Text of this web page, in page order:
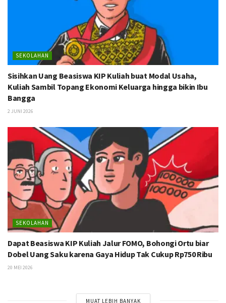
SEKOLAHAN
Sisihkan Uang Beasiswa KIP Kuliah buat Modal Usaha,
Kuliah Sambil Topang Ekonomi Keluarga hingga bikin Ibu
Bangga
2 JUNI 2026
SEKOLAHAN
Dapat Beasiswa KIP Kuliah Jalur FOMO, Bohongi Ortu biar
Dobel Uang Saku karena Gaya Hidup Tak Cukup Rp750 Ribu
20 MEI 2026
MUAT LEBIH BANYAK